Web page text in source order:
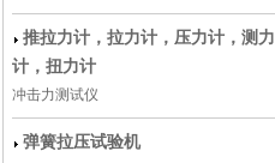
推拉力计，拉力计，压力计，测力
计，扭力计
冲击力测试仪
弹簧拉压试验机